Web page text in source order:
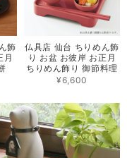
飾
月
仏具店 仙台 ちりめん飾
り お盆 お彼岸 お正月
ちりめん飾り 御節料理
¥6,600